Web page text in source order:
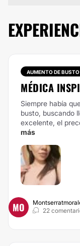
AUMENTO DE BUSTO
MÉDICA
Siempre había
busto, buscando
excelente, el
más
MO
22